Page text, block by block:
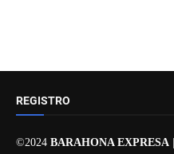
REGISTRO
©2024 BARAHONA EXPRESA